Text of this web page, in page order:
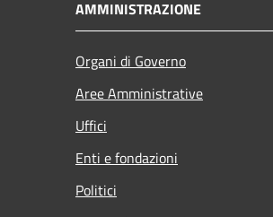
AMMINISTRAZIONE
Organi di Governo
Aree Amministrative
Uffici
Enti e fondazioni
Politici